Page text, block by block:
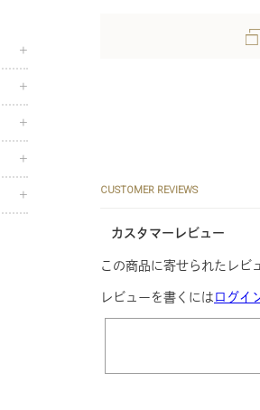
CUSTOMER REVIEWS
カスタマーレビュー
この商品に寄せられたレビ
レビューを書くには ログイ